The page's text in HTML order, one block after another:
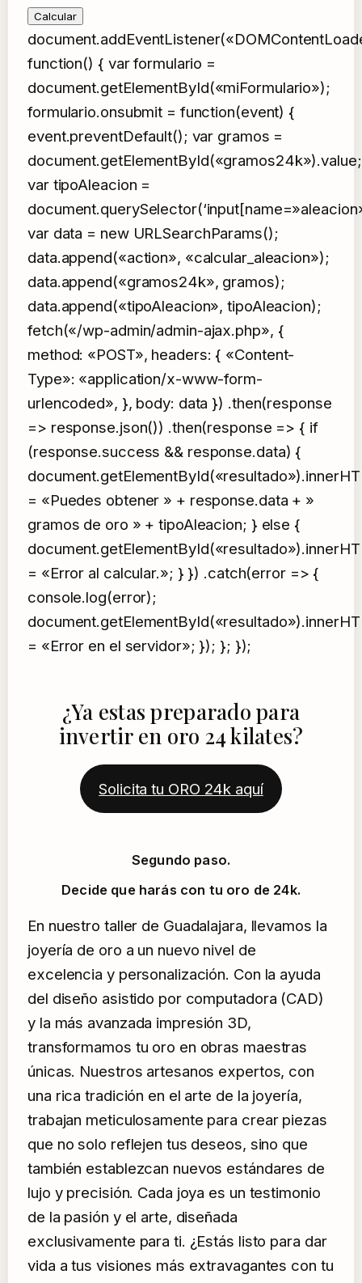
Calcular
function() { var formulario =
document.getElementById(«miFormulario»);
formulario.onsubmit = function(event) {
event.preventDefault(); var gramos =
document.getElementById(«gramos24k»).value;
var tipoAleacion =
var data = new URLSearchParams();
data.append(«action», «calcular_aleacion»);
data.append(«gramos24k», gramos);
data.append(«tipoAleacion», tipoAleacion);
fetch(«/wp-admin/admin-ajax.php», {
method: «POST», headers: { «Content-
Type»: «application/x-www-form-
urlencoded», }, body: data }) .then(response
=> response.json()) .then(response => { if
(response.success && response.data) {
= «Puedes obtener » + response.data + »
gramos de oro » + tipoAleacion; } else {
= «Error al calcular.»; } }) .catch(error => {
console.log(error);
= «Error en el servidor»; }); }; });
¿Ya estas preparado para
invertir en oro 24 kilates?
Solicita tu ORO 24k aquí
Segundo paso.
Decide que harás con tu oro de 24k.
En nuestro taller de Guadalajara, llevamos la
joyería de oro a un nuevo nivel de
excelencia y personalización. Con la ayuda
del diseño asistido por computadora (CAD)
y la más avanzada impresión 3D,
transformamos tu oro en obras maestras
únicas. Nuestros artesanos expertos, con
una rica tradición en el arte de la joyería,
trabajan meticulosamente para crear piezas
que no solo reflejen tus deseos, sino que
también establezcan nuevos estándares de
lujo y precisión. Cada joya es un testimonio
de la pasión y el arte, diseñada
exclusivamente para ti. ¿Estás listo para dar
vida a tus visiones más extravagantes con tu